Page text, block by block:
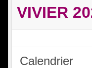
VIVIER
Calendrier